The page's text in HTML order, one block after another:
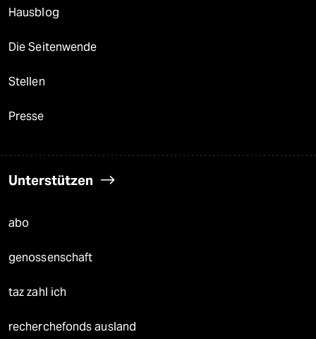
Hausblog
Die Seitenwende
Stellen
Presse
Unterstützen
abo
genossenschaft
taz zahl ich
recherchefonds ausland